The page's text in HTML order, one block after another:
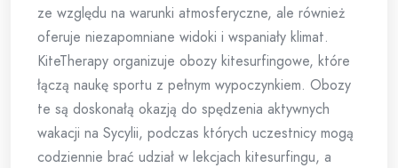
ze względu na warunki atmosferyczne, ale również
oferuje niezapomniane widoki i wspaniały klimat.
KiteTherapy organizuje obozy kitesurfingowe, które
łączą naukę sportu z pełnym wypoczynkiem. Obozy
te są doskonałą okazją do spędzenia aktywnych
wakacji na Sycylii, podczas których uczestnicy mogą
codziennie brać udział w lekcjach kitesurfingu, a